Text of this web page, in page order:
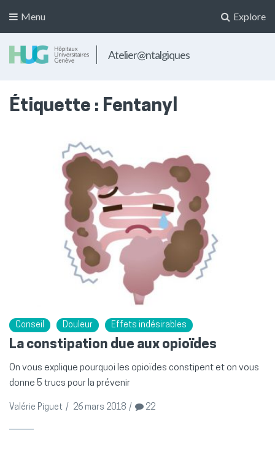
Explore
Menu
Atelier@ntalgiques
Étiquette : Fentanyl
Conseil Douleur Effets indésirables
La constipation due aux opioïdes
On vous explique pourquoi les opioïdes constipent et on vous
donne 5 trucs pour la prévenir
Valérie Piguet / 26 mars 2018 / 22